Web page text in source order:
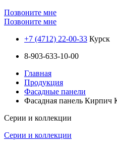
Позвоните мне
Позвоните мне
+7 (4712) 22-00-33 Курск
8-903-633-10-00
Главная
Продукция
Фасадные панели
Фасадная панель
Серии и коллекции
Серии и коллекции